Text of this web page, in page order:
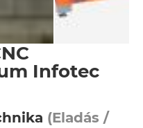
Infotec
(Eladás /